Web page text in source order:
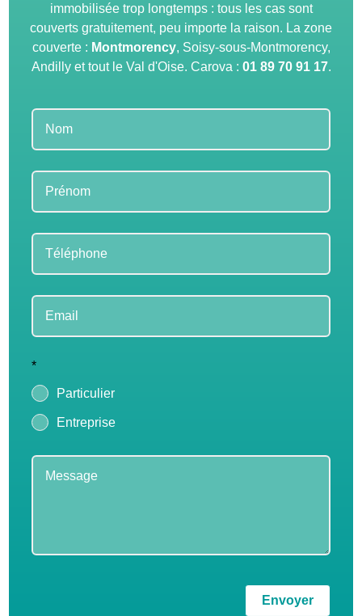
immobilisée trop longtemps : tous les cas sont
couverts gratuitement, peu importe la raison. La zone
couverte : Montmorency, Soisy-sous-Montmorency,
Andilly et tout le Val d'Oise. Carova : 01 89 70 91 17.
Leave
field
*
Particulier
Entreprise
Envoyer